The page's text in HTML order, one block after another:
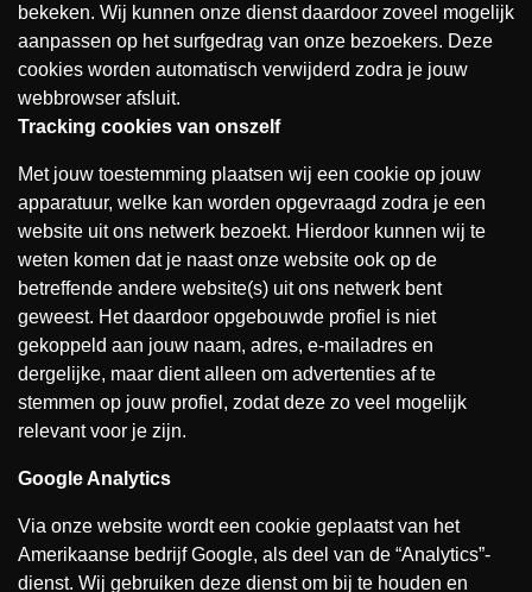
bekeken. Wij kunnen onze dienst daardoor zoveel mogelijk
aanpassen op het surfgedrag van onze bezoekers. Deze
cookies worden automatisch verwijderd zodra je jouw
webbrowser afsluit.
Tracking cookies van onszelf
Met jouw toestemming plaatsen wij een cookie op jouw
apparatuur, welke kan worden opgevraagd zodra je een
website uit ons netwerk bezoekt. Hierdoor kunnen wij te
weten komen dat je naast onze website ook op de
betreffende andere website(s) uit ons netwerk bent
geweest. Het daardoor opgebouwde profiel is niet
gekoppeld aan jouw naam, adres, e-mailadres en
dergelijke, maar dient alleen om advertenties af te
stemmen op jouw profiel, zodat deze zo veel mogelijk
relevant voor je zijn.
Google Analytics
Via onze website wordt een cookie geplaatst van het
Amerikaanse bedrijf Google, als deel van de “Analytics”-
dienst. Wij gebruiken deze dienst om bij te houden en